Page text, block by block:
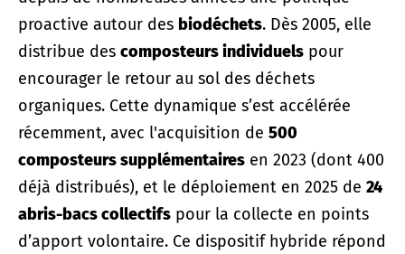
proactive autour des biodéchets. Dès 2005, elle
distribue des composteurs individuels pour
encourager le retour au sol des déchets
organiques. Cette dynamique s’est accélérée
récemment, avec l'acquisition de 500
composteurs supplémentaires en 2023 (dont 400
déjà distribués), et le déploiement en 2025 de 24
abris-bacs collectifs pour la collecte en points
d’apport volontaire. Ce dispositif hybride répond